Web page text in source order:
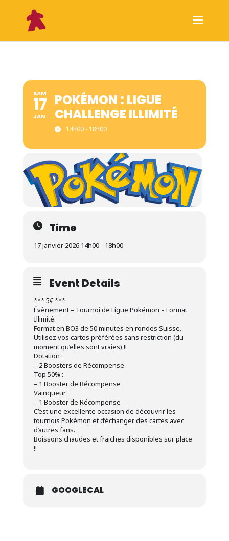
SAM
17
JAN
POKÉMON : LIGUE
CHALLENGE ILLIMITÉ
14h00 - 18h00
Time
17 janvier 2026 14h00 - 18h00
Event Details
*** 5€ ***
Évènement – Tournoi de Ligue Pokémon – Format
Illimité.
Format en BO3 de 50 minutes en rondes Suisse.
Utilisez vos cartes préférées sans restriction (du
moment qu’elles sont vraies) !!
Dotation :
– 2 Boosters de Récompense
Top 50% :
– 1 Booster de Récompense
Vainqueur
– 1 Booster de Récompense
C’est une excellente occasion de découvrir les
tournois Pokémon et d’échanger des cartes avec
d’autres fans.
Boissons chaudes et fraiches disponibles sur place
!!
GOOGLECAL